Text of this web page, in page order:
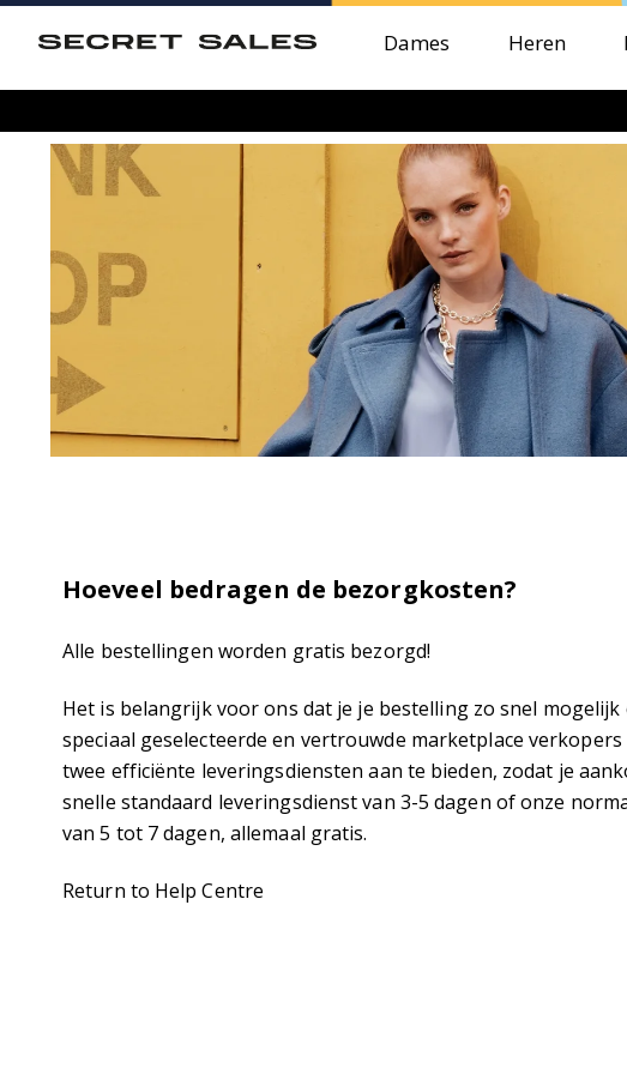
Dames Heren
Hoeveel bedragen de bezorgkosten?
Alle bestellingen worden gratis bezorgd!
Het is belangrijk voor ons dat je je bestelling zo snel
speciaal geselecteerde en vertrouwde marketplace
twee efficiënte leveringsdiensten aan te bieden, zodat je
snelle standaard leveringsdienst van 3-5 dagen of onze
van 5 tot 7 dagen, allemaal gratis.
Return to Help Centre